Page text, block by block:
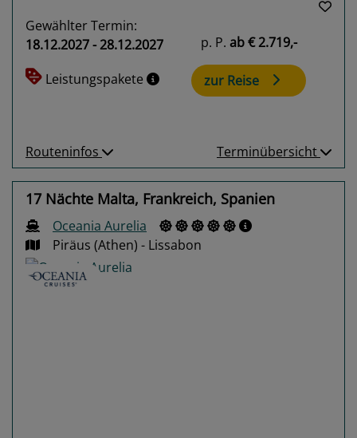
Gewählter Termin:
18.12.2027 - 28.12.2027
Leistungspakete
p. P. ab€ 2.719,-
zur Reise
Routeninfos Terminübersicht
17 Nächte Malta, Frankreich, Spanien
Oceania Aurelia
Piräus (Athen) - Lissabon